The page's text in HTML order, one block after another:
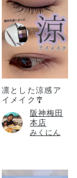
凛とした涼感ア
イメイク🎐
阪神梅田
本店
みくにん